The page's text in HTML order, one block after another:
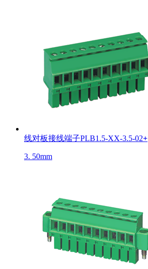
线对板接线端子PLB1.5-XX-3.5-02+
3. 50mm